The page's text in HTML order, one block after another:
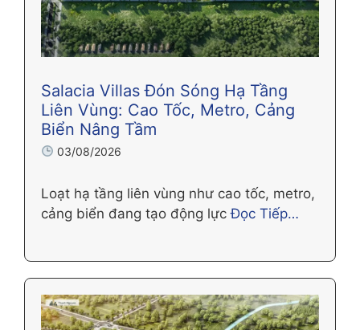
Salacia Villas Đón Sóng Hạ Tầng
Liên Vùng: Cao Tốc, Metro, Cảng
Biển Nâng Tầm
03/08/2026
Loạt hạ tầng liên vùng như cao tốc, metro,
cảng biển đang tạo động lực Đọc Tiếp…